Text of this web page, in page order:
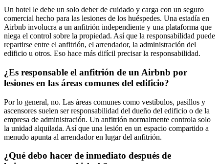
Un hotel le debe un solo deber de cuidado y carga con un seguro
comercial hecho para las lesiones de los huéspedes. Una estadía en
Airbnb involucra a un anfitrión independiente y una plataforma que
niega el control sobre la propiedad. Así que la responsabilidad puede
repartirse entre el anfitrión, el arrendador, la administración del
edificio u otros. Eso hace más difícil precisar la responsabilidad.
¿Es responsable el anfitrión de un Airbnb por
lesiones en las áreas comunes del edificio?
Por lo general, no. Las áreas comunes como vestíbulos, pasillos y
ascensores suelen ser responsabilidad del dueño del edificio o de la
empresa de administración. Un anfitrión normalmente controla solo
la unidad alquilada. Así que una lesión en un espacio compartido a
menudo apunta al arrendador en lugar del anfitrión.
¿Qué debo hacer de inmediato después de